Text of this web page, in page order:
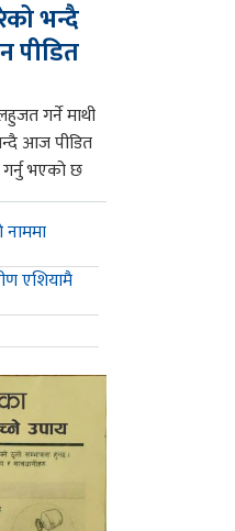
भन्दै
पीडित
गर्ने माथी
आज पीडित
भएको छ
नाममा
एशियामै